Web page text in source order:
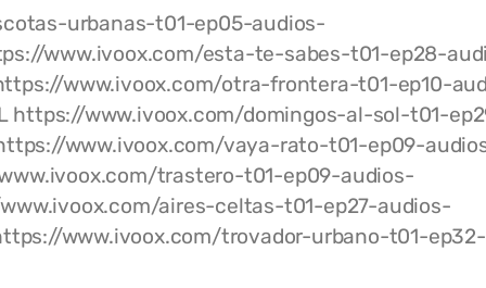
urbanas-t01-ep05-audios-
www.ivoox.com/esta-te-sabes-t01-ep28-
www.ivoox.com/otra-frontera-t01-ep10-
https://www.ivoox.com/domingos-al-sol-t01-
www.ivoox.com/vaya-rato-t01-ep09-
trastero-t01-ep09-audios-
aires-celtas-t01-ep27-audios-
www.ivoox.com/trovador-urbano-t01-ep32-